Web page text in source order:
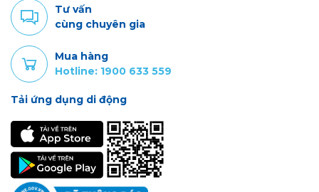
Tư vấn
cùng chuyên gia
Mua hàng
Hotline: 1900 633 559
Tải ứng dụng di động